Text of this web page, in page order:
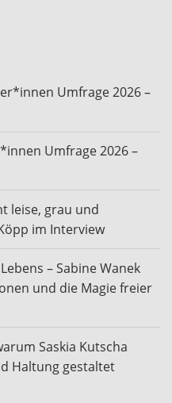
Umfrage 2026 –
Umfrage 2026 –
leise, grau und
im Interview
– Sabine Wanek
und die Magie freier
Saskia Kutscha
Haltung gestaltet